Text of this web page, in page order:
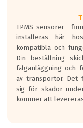
Ett däck med två
godkända för år
Ett däck med en
minst tre decibel
regelverk som
TPMS-sensorer
installeras här
kompatibla och
Din beställning
fälganläggning och
av transportör. Det
sig för skador
kommer att